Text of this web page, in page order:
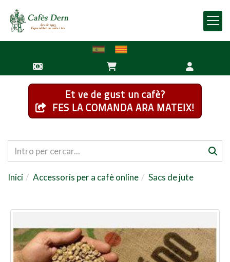
Et ve de gust un cafè?
FES LA COMANDA ARA MATEIX!
Inici Accessoris per a cafè online Sacs de jute